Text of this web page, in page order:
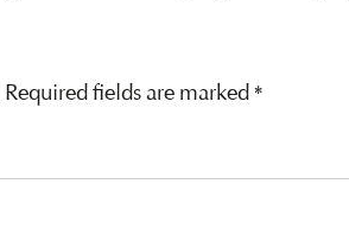
Required fields are marked*